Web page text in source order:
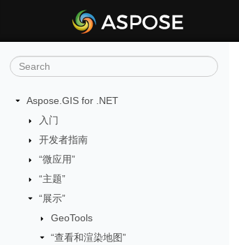
Aspose.GIS for .NET
入门
开发者指南
“微应用”
“主题”
“展示”
GeoTools
“查看和渲染地图”